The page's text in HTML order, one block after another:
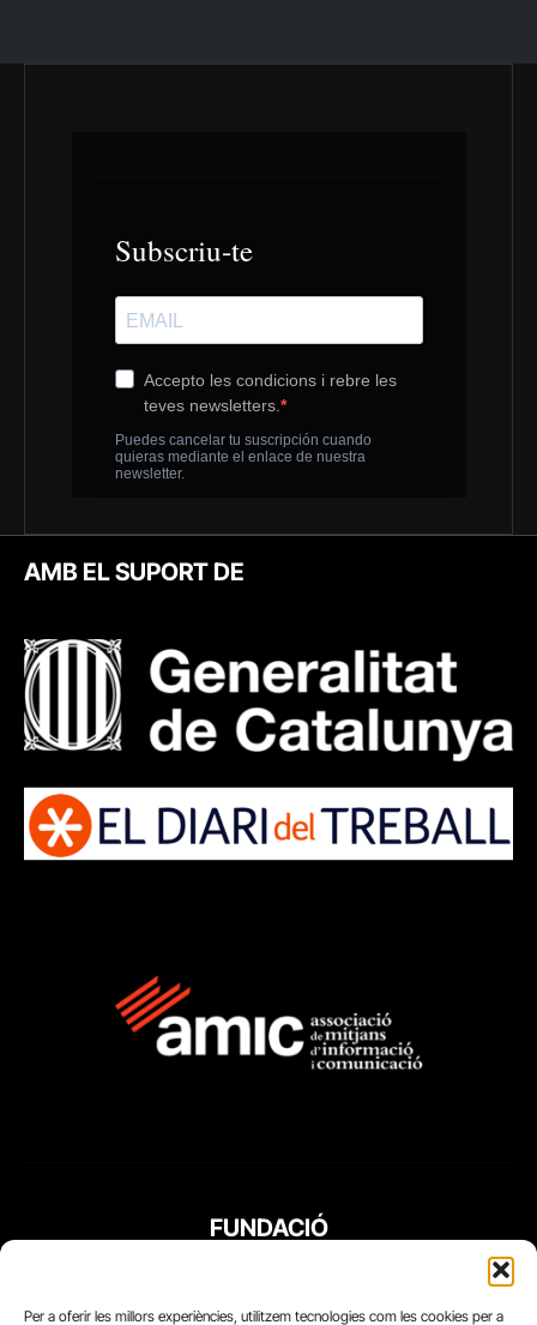
Per a oferir les millors experiències, utilitzem tecnologies com les cookies per a
AMB EL SUPORT DE
FUNDACIÓ